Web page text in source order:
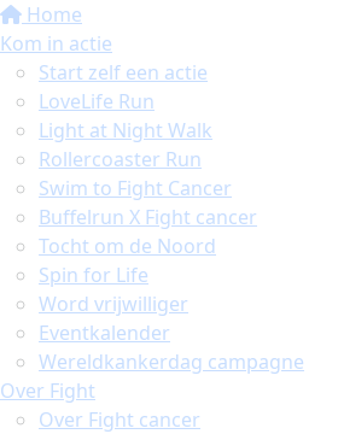
Home
Kom in actie
Start zelf een actie
LoveLife Run
Light at Night Walk
Rollercoaster Run
Swim to Fight Cancer
Buffelrun X Fight cancer
Tocht om de Noord
Spin for Life
Word vrijwilliger
Eventkalender
Wereldkankerdag campagne
Over Fight
Over Fight cancer